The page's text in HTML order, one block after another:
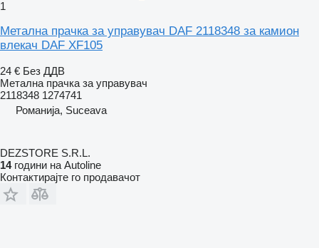
1
Метална прачка за управувач DAF 2118348 за камион
влекач DAF XF105
24 € Без ДДВ
Метална прачка за управувач
2118348 1274741
Романија, Suceava
DEZSTORE S.R.L.
14години на Autoline
Контактирајте го продавачот